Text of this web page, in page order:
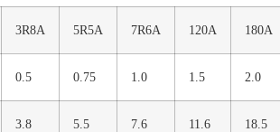
3R8A 5R5A 7R6A 120A 180A
0.5 0.75 1.0 1.5 2.0
3.8 5.5 7.6 11.6 18.5